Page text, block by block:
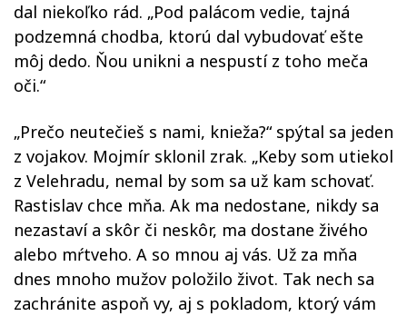
dal niekoľko rád. „Pod palácom vedie, tajná
podzemná chodba, ktorú dal vybudovať ešte
môj dedo. Ňou unikni a nespustí z toho meča
oči.“
„Prečo neutečieš s nami, knieža?“ spýtal sa jeden
z vojakov. Mojmír sklonil zrak. „Keby som utiekol
z Velehradu, nemal by som sa už kam schovať.
Rastislav chce mňa. Ak ma nedostane, nikdy sa
nezastaví a skôr či neskôr, ma dostane živého
alebo mŕtveho. A so mnou aj vás. Už za mňa
dnes mnoho mužov položilo život. Tak nech sa
zachránite aspoň vy, aj s pokladom, ktorý vám